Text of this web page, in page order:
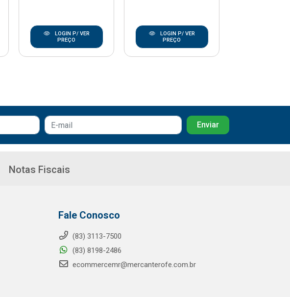
LOGIN P/ VER
PREÇO
LOGIN P/ VER
PREÇO
Notas Fiscais
Fale Conosco
(83) 3113-7500
(83) 8198-2486
ecommercemr@mercanterofe.com.br